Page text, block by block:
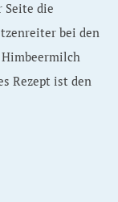
Seite die
bei den
Rezept ist den